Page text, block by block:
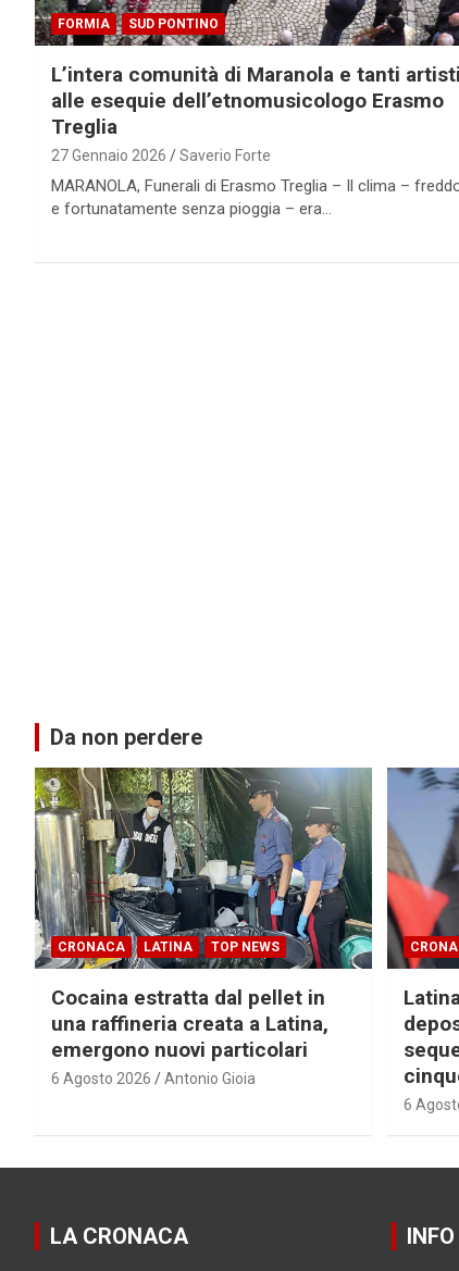
FORMIA SUD PONTINO
L’intera comunità di Maranola e tanti artisti
alle esequie dell’etnomusicologo Erasmo
Treglia
27 Gennaio 2026 Saverio Forte
MARANOLA, Funerali di Erasmo Treglia – Il clima –
e fortunatamente senza pioggia – era…
Da non perdere
CRONACA LATINA TOP NEWS
Cocaina estratta dal pellet in
una raffineria creata a Latina,
emergono nuovi particolari
6 Agosto 2026 Antonio Gioia
6
LA CRONACA INFO